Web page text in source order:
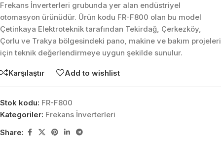
Frekans İnverterleri grubunda yer alan endüstriyel
otomasyon ürünüdür. Ürün kodu FR-F800 olan bu model
Çetinkaya Elektroteknik tarafından Tekirdağ, Çerkezköy,
Çorlu ve Trakya bölgesindeki pano, makine ve bakım projeleri
için teknik değerlendirmeye uygun şekilde sunulur.
Karşılaştır Add to wishlist
Stok kodu: FR-F800
Kategoriler: Frekans İnverterleri
Share: